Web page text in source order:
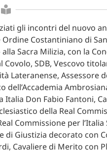
gli incontri del nuovo
Costantiniano di
Sacra Milizia, con la
SDB, Vescovo
Lateranense, Assessore
dell’Accademia
Italia Don Fabio Fantoni,
della Real
Commissione per l’Italia
di Giustizia decorato con
Cavaliere di Merito con